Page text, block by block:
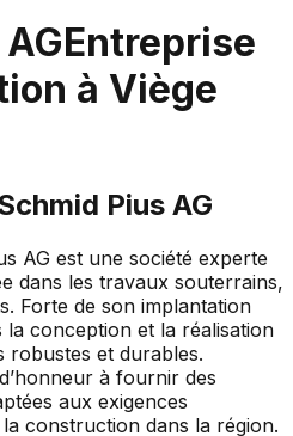
Entreprise
à Viège
Pius AG
AG est une société experte
dans les travaux souterrains,
Forte de son implantation
conception et la réalisation
robustes et durables.
à fournir des
aux exigences
construction dans la région.